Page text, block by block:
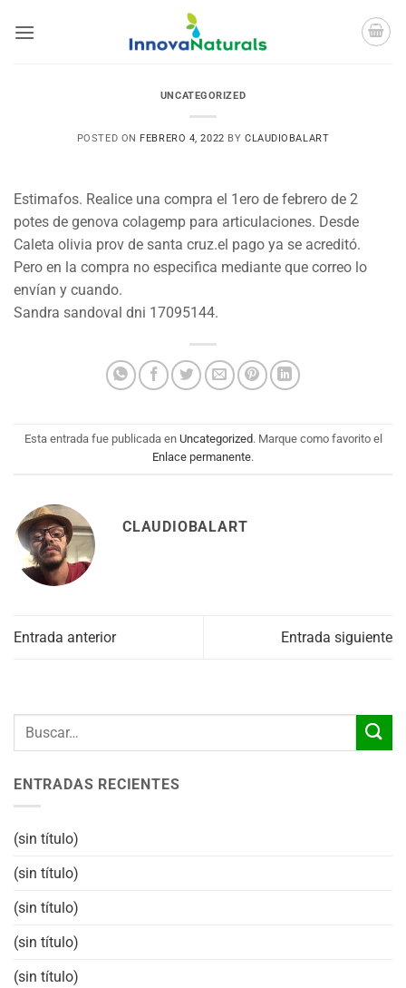
UNCATEGORIZED
POSTED ON FEBRERO 4, 2022 BY CLAUDIOBALART
Estimafos. Realice una compra el 1ero de febrero de 2
potes de genova colagemp para articulaciones. Desde
Caleta olivia prov de santa cruz.el pago ya se acreditó.
Pero en la compra no especifica mediante que correo lo
envían y cuando.
Sandra sandoval dni 17095144.
Esta entrada fue publicada en Uncategorized. Marque como favorito el
Enlace permanente.
CLAUDIOBALART
Entrada anterior Entrada siguiente
ENTRADAS RECIENTES
(sin título)
(sin título)
(sin título)
(sin título)
(sin título)